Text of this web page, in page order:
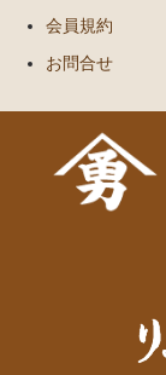
会員規約
お問合せ